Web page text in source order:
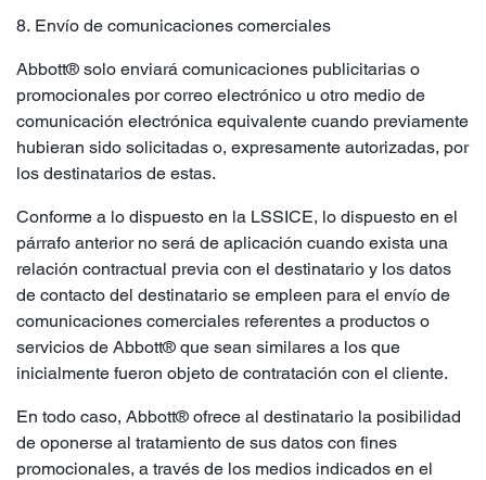
8. Envío de comunicaciones comerciales
Abbott® solo enviará comunicaciones publicitarias o
promocionales por correo electrónico u otro medio de
comunicación electrónica equivalente cuando previamente
hubieran sido solicitadas o, expresamente autorizadas, por
los destinatarios de estas.
Conforme a lo dispuesto en la LSSICE, lo dispuesto en el
párrafo anterior no será de aplicación cuando exista una
relación contractual previa con el destinatario y los datos
de contacto del destinatario se empleen para el envío de
comunicaciones comerciales referentes a productos o
servicios de Abbott® que sean similares a los que
inicialmente fueron objeto de contratación con el cliente.
En todo caso, Abbott® ofrece al destinatario la posibilidad
de oponerse al tratamiento de sus datos con fines
promocionales, a través de los medios indicados en el